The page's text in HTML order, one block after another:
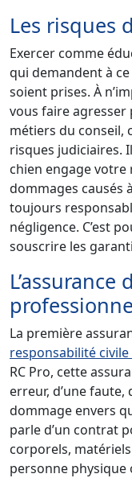
Les risques
Exercer comme
qui demandent à
soient prises. À
vous faire agresser
métiers du conseil,
risques judiciaires.
chien engage
dommages causés
toujours
négligence. C’est
souscrire les
La première
responsabilité
RC Pro, cette
erreur, d’une faute,
dommage envers
parle d’un contrat
corporels,
personne physique